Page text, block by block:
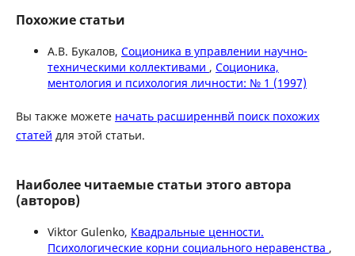
Похожие статьи
А.В. Букалов, Соционика в управлении научно-
техническими коллективами , Соционика,
ментология и психология личности: № 1 (1997)
Вы также можете начать расширеннвй поиск похожих
статей для этой статьи.
Наиболее читаемые статьи этого автора
(авторов)
Viktor Gulenko, Квадральные ценности.
Психологические корни социального неравенства ,